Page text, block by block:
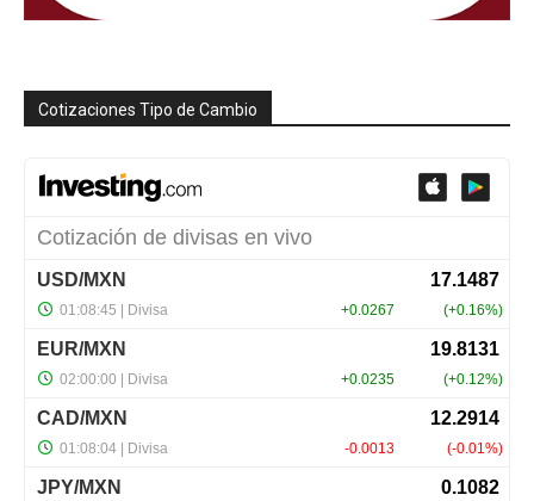
Cotizaciones Tipo de Cambio